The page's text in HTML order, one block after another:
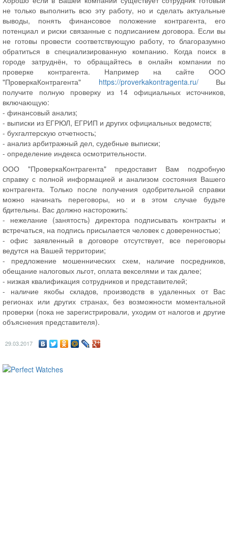
не только выполнить всю эту работу, но и сделать актуальные
выводы, понять финансовое положение контрагента, его
потенциал и риски связанные с подписанием договора. Если вы
не готовы провести соответствующую работу, то благоразумно
обратиться в специализированную компанию. Когда поиск в
городе затруднён, то обращайтесь в онлайн компании по
проверке контрагента. Например на сайте ООО
"ПроверкаКонтрагента" https://proverkakontragenta.ru/Вы
получите полную проверку из 14 официальных источников,
включающую:
- финансовый анализ;
- выписки из ЕГРЮЛ, ЕГРИП и других официальных ведомств;
- бухгалтерскую отчетность;
- анализ арбитражный дел, судебные выписки;
- определение индекса осмотрительности.
ООО "ПроверкаКонтрагента" предоставит Вам подробную
справку с полной информацией и анализом состояния Вашего
контрагента. Только после получения одобрительной справки
можно начинать переговоры, но и в этом случае будьте
бдительны. Вас должно насторожить:
- нежелание (занятость) директора подписывать контракты и
встречаться, на подпись присылается человек с доверенностью;
- офис заявленный в договоре отсутствует, все переговоры
ведутся на Вашей территории;
- предложение мошеннических схем, наличие посредников,
обещание налоговых льгот, оплата векселями и так далее;
- низкая квалификация сотрудников и представителей;
- наличие якобы складов, производств в удаленных от Вас
регионах или других странах, без возможности моментальной
проверки (пока не зарегистрировали, уходим от налогов и другие
объяснения представителя).
29.03.2017